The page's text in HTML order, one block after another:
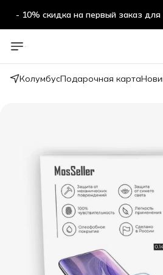
- 10% скидка на первый заказ
КолумбусПодарочная карта